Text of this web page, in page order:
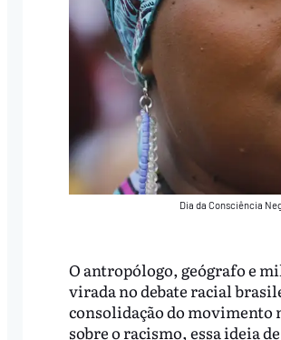
Dia da Consciência
O antropólogo, geógrafo e
virada no debate racial
consolidação do movimento
sobre o racismo, essa ideia